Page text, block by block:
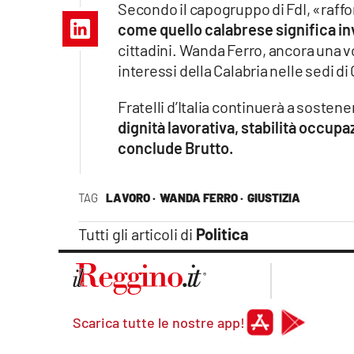
TAG LAVORO · WANDA FERRO · GIUSTIZIA
Tutti gli articoli di Politica
Secondo il capogruppo di FdI,
come quello calabrese significa
cittadini. Wanda Ferro, ancora una
interessi della Calabria nelle sedi di
Fratelli d’Italia continuerà a
dignità lavorativa, stabilità
conclude Brutto.
Scarica tutte le nostre app!